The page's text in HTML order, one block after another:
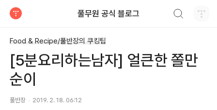
풀무원 공식 블로그
Food & Recipe/풀반장의 쿠킹팁
[5분요리하는남자] 얼큰한 쫄만
순이
풀반장 2019. 2. 18. 06:12